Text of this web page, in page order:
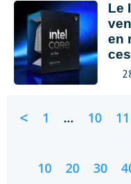
Le
en
< 1 … 10 11
10 20 30